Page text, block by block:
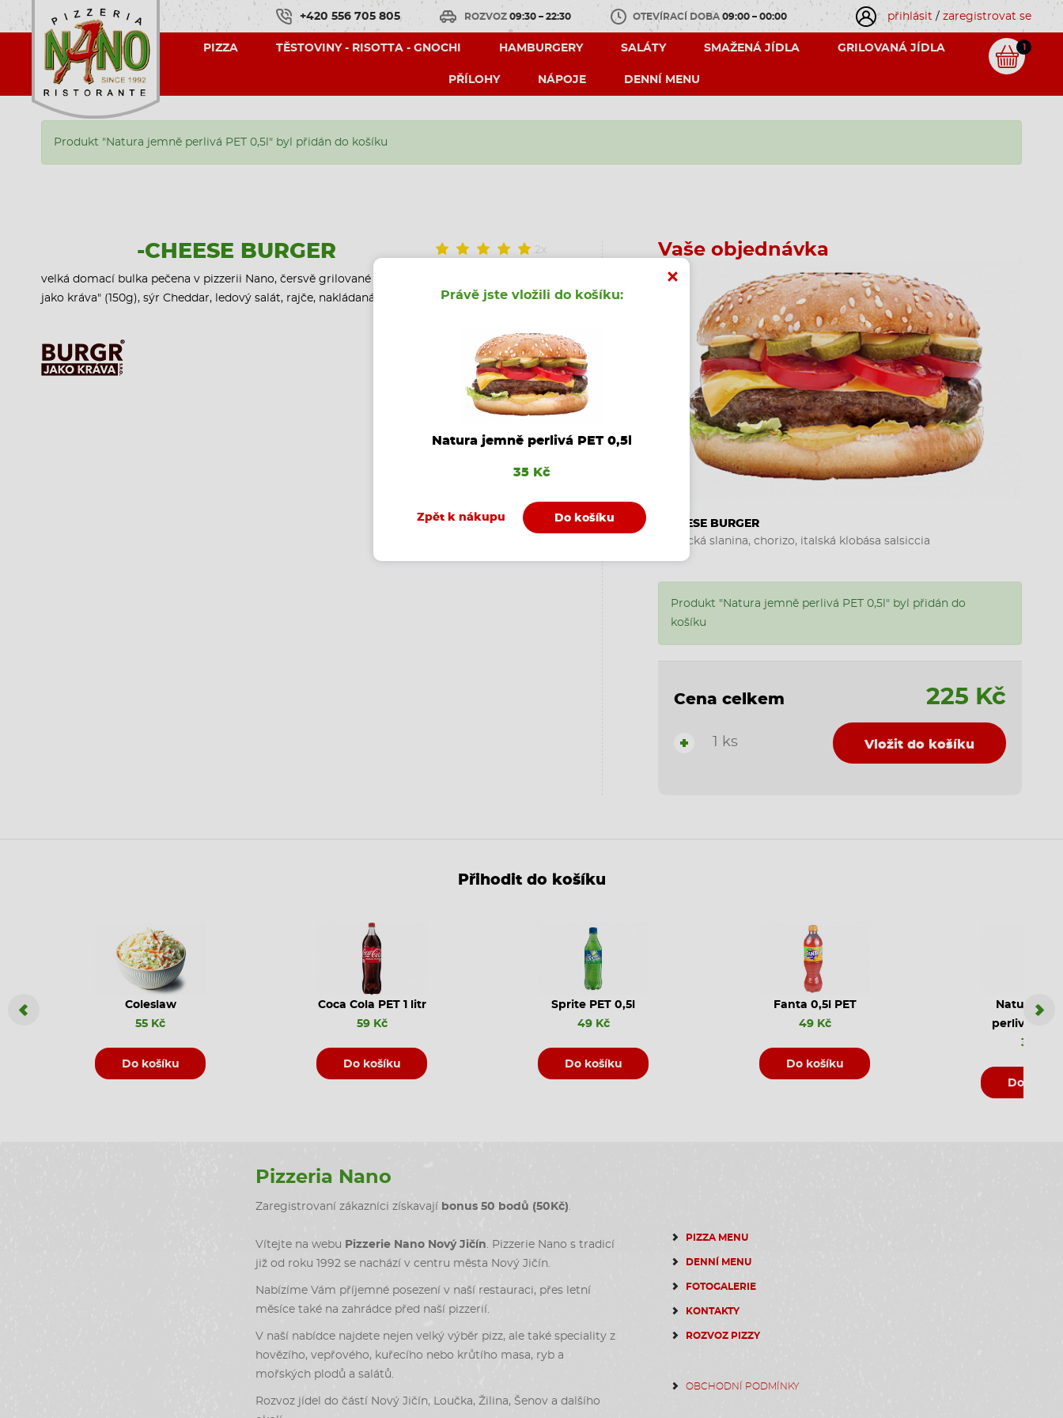
+420 556 705 805 ROZVOZ 09:30 – 22:30 OTEVÍRACÍ DOBA 09:00 – 00:00 přihlásit / zaregistrovat se
PIZZA TĚSTOVINY - RISOTTA - GNOCHI HAMBURGERY SALÁTY SMAŽENÁ JÍDLA GRILOVANÁ JÍDLA
PŘÍLOHY NÁPOJE DENNÍ MENU
1
Produkt "Natura jemně perlivá PET 0,5l" byl přidán do košíku
2x
-CHEESE BURGER
velká domací bulka pečena v pizzerii Nano, čersvě grilované hovězí maso značky "burger
jako kráva" (150g), sýr Cheddar, ledový salát, rajče, nakládaná okurka, risso dresing
Vaše objednávka
-CHEESE BURGER
Anglická slanina, chorizo, italská klobása salsiccia
Produkt "Natura jemně perlivá PET 0,5l" byl přidán do
košíku
Cena celkem 225 Kč
+ 1 ks Vložit do košíku
Přihodit do košíku
Coleslaw
55 Kč
Do košíku
Coca Cola PET 1 litr
59 Kč
Do košíku
Sprite PET 0,5l
49 Kč
Do košíku
Fanta 0,5l PET
49 Kč
Do košíku
Natura
perlivá PET
35 Kč
Do
Právě jste vložili do košíku:
Natura jemně perlivá PET 0,5l
35 Kč
Zpět k nákupu Do košíku
Pizzeria Nano
Zaregistrovaní zákazníci získavají bonus 50 bodů (50Kč)
Vítejte na webu Pizzerie Nano Nový Jičín . Pizzerie Nano s tradicí
již od roku 1992 se nachází v centru města Nový Jičín.
Nabízíme Vám příjemné posezení v naší restauraci, přes letní
měsíce také na zahrádce před naší pizzerií.
V naší nabídce najdete nejen velký výběr pizz, ale také speciality z
hovězího, vepřového, kuřecího nebo krůtího masa, ryb a
mořských plodů a salátů.
Rozvoz jídel do částí Nový Jičín, Loučka, Žilina, Šenov a dalšího
PIZZA MENU
DENNÍ MENU
FOTOGALERIE
KONTAKTY
ROZVOZ PIZZY
OBCHODNÍ PODMÍNKY